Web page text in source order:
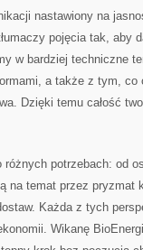
nastawiony na
pojęcia tak, aby
w bardziej techniczne
a także z tym, co
Dzięki temu całość
potrzebach: od
na temat przez pryzmat
Każda z tych
Wikanę